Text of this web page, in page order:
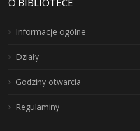
Informacje ogólne
Działy
Godziny otwarcia
Regulaminy